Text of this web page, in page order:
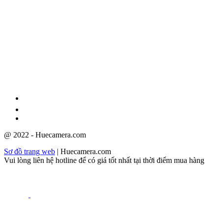
@ 2022 - Huecamera.com
Sơ đồ trang web | Huecamera.com
Vui lòng liên hệ hotline để có giá tốt nhất tại thời điểm mua hàng